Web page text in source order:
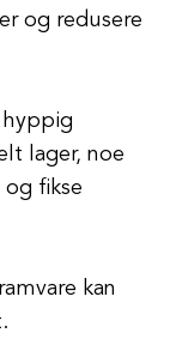
og redusere
hyppig
lager, noe
fikse
kan